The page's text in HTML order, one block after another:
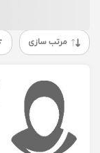
مرتب سازی